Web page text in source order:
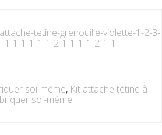
tetine-grenouille-violette-1-2-3-
1-1-1-1-1-1-2-1-1-1-1-2-1-1
soi-même, Kit attache tétine à
soi-même